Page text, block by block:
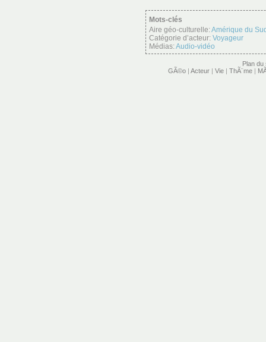
Mots-clés
Aire géo-culturelle:Amérique du
Catégorie d’acteur: Voyageur
Médias:Audio-vidéo
Plan du
GÃ©o | Acteur | Vie | ThÃ¨me |